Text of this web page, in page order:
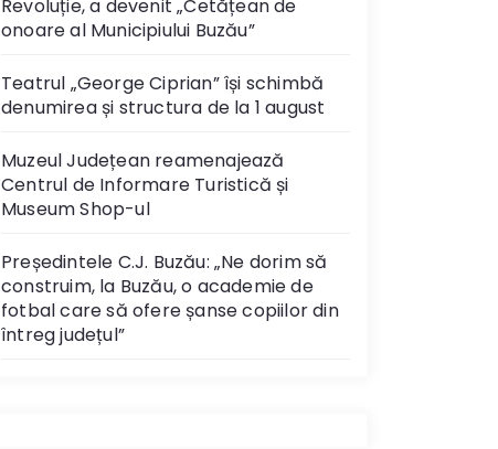
Revoluție, a devenit „Cetățean de
onoare al Municipiului Buzău”
Teatrul „George Ciprian” își schimbă
denumirea și structura de la 1 august
Muzeul Județean reamenajează
Centrul de Informare Turistică și
Museum Shop-ul
Președintele C.J. Buzău: „Ne dorim să
construim, la Buzău, o academie de
fotbal care să ofere șanse copiilor din
întreg județul”